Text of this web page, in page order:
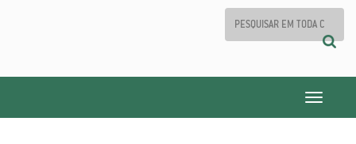
Toggle